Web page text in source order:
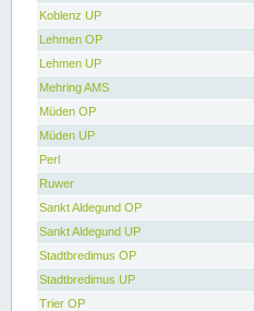
Koblenz UP
Lehmen OP
Lehmen UP
Mehring AMS
Müden OP
Müden UP
Perl
Ruwer
Sankt Aldegund OP
Sankt Aldegund UP
Stadtbredimus OP
Stadtbredimus UP
Trier OP